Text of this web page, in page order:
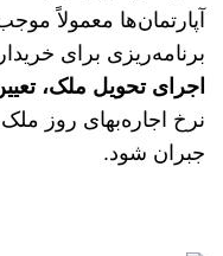
آپارتمان‌ها معمولاً
برنامه‌ریزی برای
اجرای تحویل ملک،
نرخ اجاره‌بهای روز
جبران شود.